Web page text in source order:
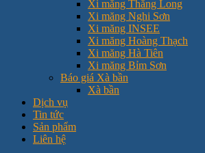
Xi măng Thăng Long
Xi măng Nghi Sơn
Xi măng INSEE
Xi măng Hoàng Thạch
Xi măng Hà Tiên
Xi măng Bỉm Sơn
Báo giá Xà bần
Xà bần
Dịch vụ
Tin tức
Sản phẩm
Liên hệ